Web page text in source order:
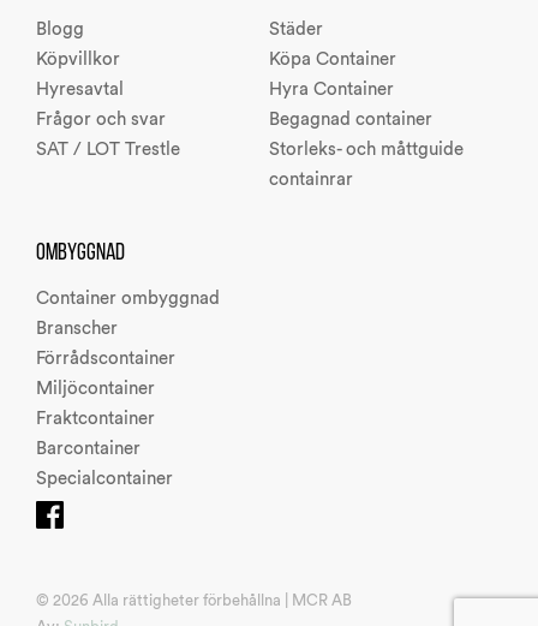
Blogg
Köpvillkor
Hyresavtal
Frågor och svar
SAT / LOT Trestle
Städer
Köpa Container
Hyra Container
Begagnad container
Storleks- och måttguide
containrar
OMBYGGNAD
Container ombyggnad
Branscher
Förrådscontainer
Miljöcontainer
Fraktcontainer
Barcontainer
Specialcontainer
© 2026 Alla rättigheter förbehållna | MCR AB